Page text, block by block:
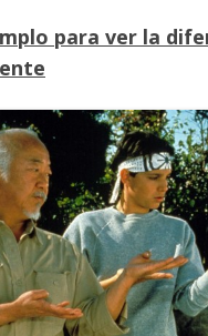
para ver la